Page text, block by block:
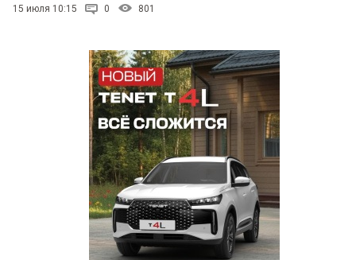
15 июля 10:15 0 801